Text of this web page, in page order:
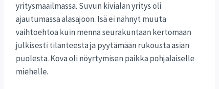
yritysmaailmassa. Suvun kivialan yritys oli
ajautumassa alasajoon. Isä ei nähnyt muuta
vaihtoehtoa kuin mennä seurakuntaan kertomaan
julkisesti tilanteesta ja pyytämään rukousta asian
puolesta. Kova oli nöyrtymisen paikka pohjalaiselle
miehelle.